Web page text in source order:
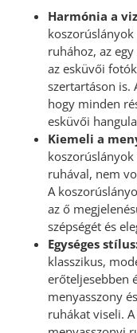
Harmónia a
ruhához, az
az esküvői
szertartáson is.
hogy minden
esküvői
Kiemeli a
ruhával, nem
A
az ő
szépségét és
Egységes
klasszikus,
erőteljesebben
menyasszony
ruhákat viseli.